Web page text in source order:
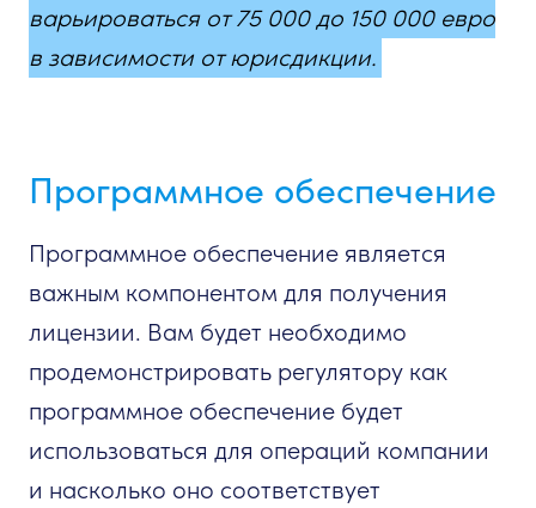
варьироваться от 75 000 до 150 000 евро
в зависимости от юрисдикции.
Программное обеспечение
Программное обеспечение является
важным компонентом для получения
лицензии. Вам будет необходимо
продемонстрировать регулятору как
программное обеспечение будет
использоваться для операций компании
и насколько оно соответствует